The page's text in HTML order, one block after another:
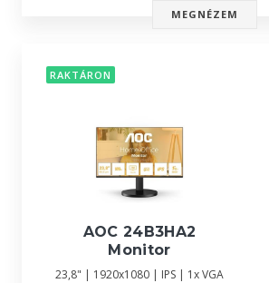
MEGNÉZEM
RAKTÁRON
AOC 24B3HA2
Monitor
23,8" | 1920x1080 | IPS | 1x VGA